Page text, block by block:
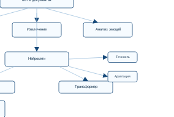
Извлечение Анализ эмоций
Нейросети
Трансформер
Точность
Адаптация